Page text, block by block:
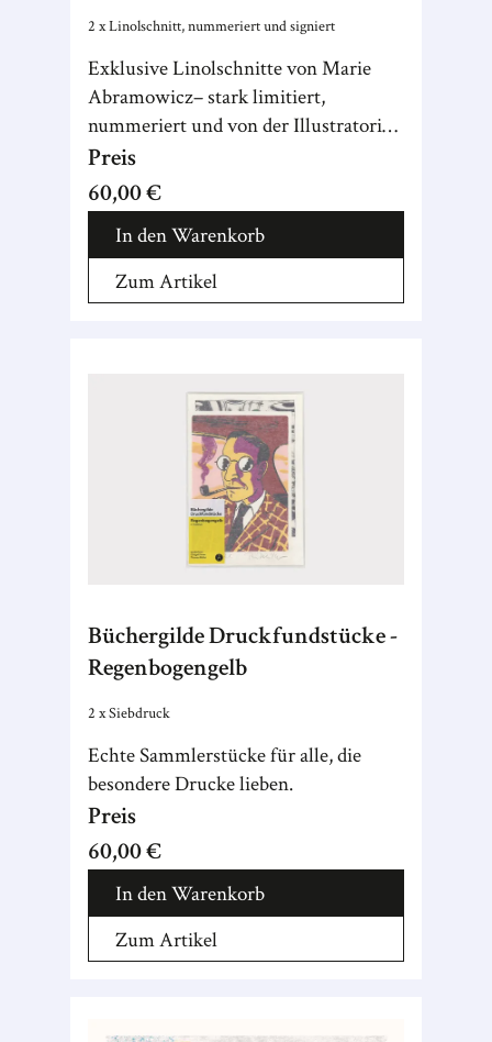
2 x Linolschnitt, nummeriert und signiert
Exklusive Linolschnitte von Marie
Abramowicz– stark limitiert,
nummeriert und von der Illustratorin
signiert.
Preis
60,00 €
In den Warenkorb
Zum Artikel
Büchergilde Druckfundstücke -
Regenbogengelb
2 x Siebdruck
Echte Sammlerstücke für alle, die
besondere Drucke lieben.
Preis
60,00 €
In den Warenkorb
Zum Artikel